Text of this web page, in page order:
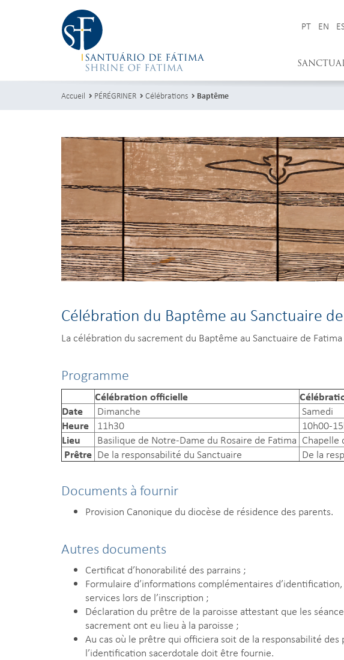
PT EN
Accueil PÉRÉGRINER Célébrations Baptême
Célébration du Baptême au Sanctuaire
La célébration du sacrement du Baptême au Sanctuaire de
Programme
Célébration officielle
Date
Dimanche
Samedi
Heure
11h30
10h00-
Lieu
Basilique de Notre-Dame du Rosaire de Fatima Chapelle
Prêtre De la responsabilité du Sanctuaire De la
Documents à fournir
Provision Canonique du diocèse de résidence des parents.
Autres documents
Certificat d’honorabilité des parrains ;
Formulaire d’informations complémentaires
services lors de l’inscription ;
Déclaration du prêtre de la paroisse attestant que les
sacrement ont eu lieu à la paroisse ;
Au cas où le prêtre qui officiera soit de la responsabilité
l’identification sacerdotale doit être fournie.